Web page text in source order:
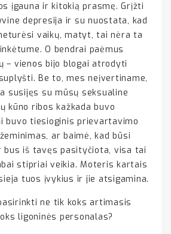
įgauna ir kitokią prasmę. Grįžti
depresija ir su nuostata, kad
vaikų, matyt, tai nėra ta
O bendrai paėmus
– vienos bijo blogai atrodyti
Be to, mes neįvertiname,
susijęs su mūsų seksualine
kūno ribos kažkada buvo
buvo tiesioginis prievartavimo
ar baimė, kad būsi
bus iš tavęs pasityčiota, visa tai
stipriai veikia. Moteris kartais
tuos įvykius ir jie atsigamina.
ne tik koks artimasis
ligoninės personalas?